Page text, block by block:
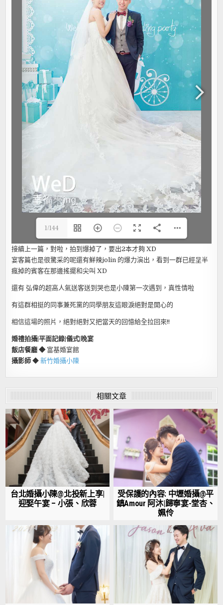
1/144
接續上一篇，對啦，拍到爆掉了，要出2本才夠 XD
宴客篇也是很驚采的呢還有鮮辣jolin 的爆力演出，看到一群已經呈半
瘋掉的賓客在那邊搖擺和尖叫 XD
還有 弘偉的超高人氣送客送到哭也是小陳第一次遇到，真性情啦
有這群相挺的同事兼死黨的同學朋友這眼淚絕對是開心的
相信這場的照片，絕對絕對又把當天的回憶給全拉回來!!
婚禮拍攝|平面記錄|儀式|晚宴
飯店餐廳 ◆ 富基婚宴館
攝影師 ◆新竹婚攝小陳
相關文章
台北婚攝小陳@北投新上享|
迎娶午宴 – 小張、欣蓉
受保護的內容: 中壢婚攝@平
鎮Amour 阿沐|歸寧宴-堂杏、
姵伶